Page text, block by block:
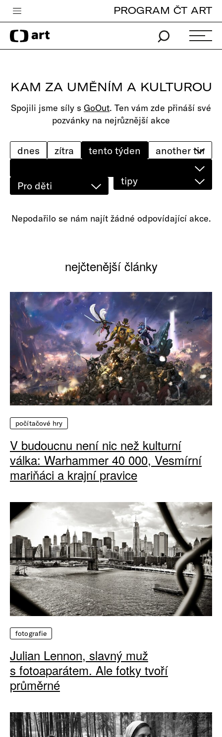
Česká televize
Zpravodajství
iVysílání
TV program
edu
PROGRAM ČT ART
KAM ZA UMĚNÍM A KULTUROU
Spojili jsme síly s GoOut. Ten vám zde přináší své
pozvánky na nejrůznější akce
Pro děti
dnes zítra tento týden
tipy
Nepodařilo se nám najít žádné odpovídající akce.
nejčtenější články
počítačové hry
V budoucnu není nic než kulturní
válka: Warhammer 40 000, Vesmírní
mariňáci a krajní pravice
fotografie
Julian Lennon, slavný muž
s fotoaparátem. Ale fotky tvoří
průměrné